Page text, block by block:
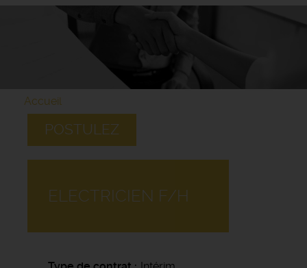
Accueil
POSTULEZ
ELECTRICIEN F/H